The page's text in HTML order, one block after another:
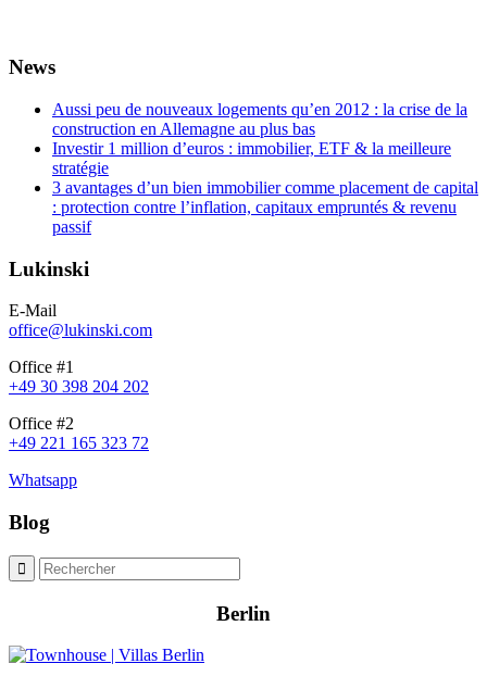
News
Aussi peu de nouveaux logements qu’en 2012 : la crise de la
construction en Allemagne au plus bas
Investir 1 million d’euros : immobilier, ETF & la meilleure
stratégie
3 avantages d’un bien immobilier comme placement de capital
: protection contre l’inflation, capitaux empruntés & revenu
passif
Lukinski
E-Mail
office@lukinski.com
Office #1
+49 30 398 204 202
Office #2
+49 221 165 323 72
Whatsapp
Blog
Berlin